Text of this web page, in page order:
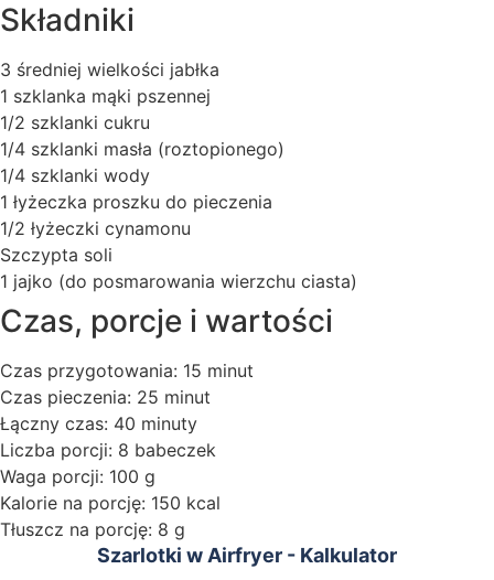
Składniki
3 średniej wielkości jabłka
1 szklanka mąki pszennej
1/2 szklanki cukru
1/4 szklanki masła (roztopionego)
1/4 szklanki wody
1 łyżeczka proszku do pieczenia
1/2 łyżeczki cynamonu
Szczypta soli
1 jajko (do posmarowania wierzchu ciasta)
Czas, porcje i wartości
Czas przygotowania: 15 minut
Czas pieczenia: 25 minut
Łączny czas: 40 minuty
Liczba porcji: 8 babeczek
Waga porcji: 100 g
Kalorie na porcję: 150 kcal
Tłuszcz na porcję: 8 g
Szarlotki w Airfryer - Kalkulator